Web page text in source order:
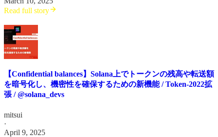
Read full story
【Confidential balances】Solana上でトークンの残高や転送額
を暗号化し、機密性を確保するための新機能 / Token-2022拡
張 / @solana_devs
mitsui
·
April 9, 2025